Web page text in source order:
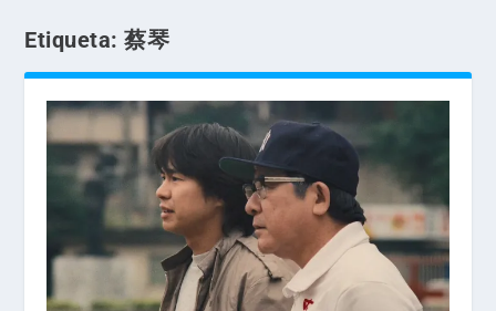
Etiqueta:蔡琴